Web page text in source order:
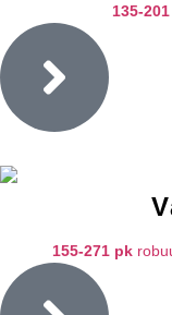
135-
155-271 pk